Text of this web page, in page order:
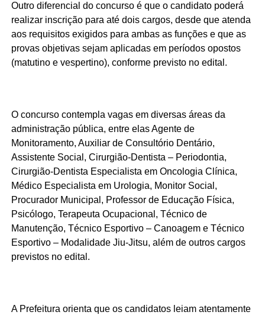
Outro diferencial do concurso é que o candidato poderá
realizar inscrição para até dois cargos, desde que atenda
aos requisitos exigidos para ambas as funções e que as
provas objetivas sejam aplicadas em períodos opostos
(matutino e vespertino), conforme previsto no edital.
O concurso contempla vagas em diversas áreas da
administração pública, entre elas Agente de
Monitoramento, Auxiliar de Consultório Dentário,
Assistente Social, Cirurgião-Dentista – Periodontia,
Cirurgião-Dentista Especialista em Oncologia Clínica,
Médico Especialista em Urologia, Monitor Social,
Procurador Municipal, Professor de Educação Física,
Psicólogo, Terapeuta Ocupacional, Técnico de
Manutenção, Técnico Esportivo – Canoagem e Técnico
Esportivo – Modalidade Jiu-Jitsu, além de outros cargos
previstos no edital.
A Prefeitura orienta que os candidatos leiam atentamente